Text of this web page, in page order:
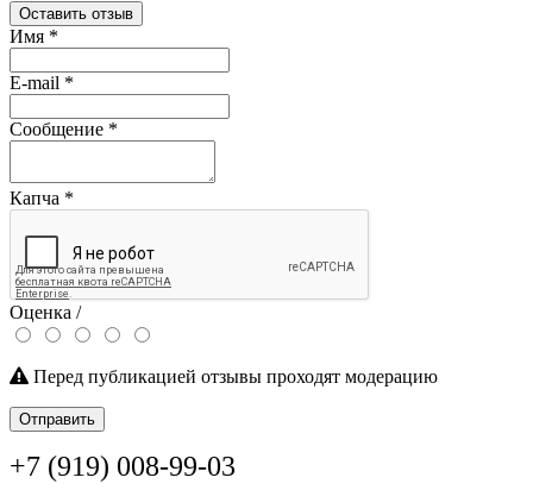
Оставить отзыв
Имя *
E-mail *
Сообщение *
Капча *
Оценка /
Перед публикацией отзывы проходят модерацию
Отправить
+7 (919) 008-99-03